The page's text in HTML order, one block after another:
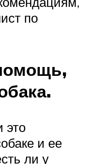
по
это
и ее
ли у